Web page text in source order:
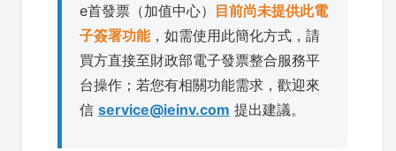
e首發票（加值中心） 目前尚未提供此電
子簽署功能，如需使用此簡化方式，請
買方直接至財政部電子發票整合服務平
台操作；若您有相關功能需求，歡迎來
信 service@ieinv.com 提出建議。